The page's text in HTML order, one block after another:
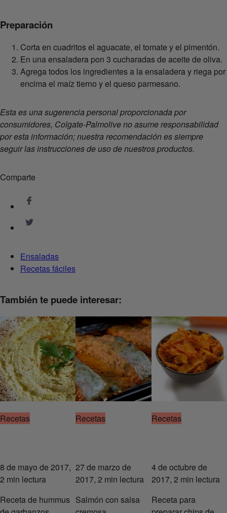
Preparación
Corta en cuadritos el aguacate, el tomate y el pimentón.
En una ensaladera pon 3 cucharadas de aceite de oliva.
Agrega todos los ingredientes a la ensaladera y riega por
encima el maíz tierno y el queso parmesano.
Esta es una sugerencia personal proporcionada por
consumidores, Colgate-Palmolive no asume responsabilidad
por esta información; nuestra recomendación es siempre
seguir las instrucciones de uso de nuestros productos.
Comparte
Ensaladas
Recetas fáciles
También te puede interesar:
Recetas
8 de mayo de 2017,
2 min lectura
Receta de hummus
Recetas
27 de marzo de
2017, 2 min lectura
Salmón con salsa
Recetas
4 de octubre de
2017, 2 min lectura
Receta para